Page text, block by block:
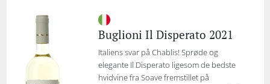
Buglioni Il Disperato 2021
Italiens svar på Chablis! Sprøde og
elegante Il Disperato ligesom de bedste
hvidvine fra Soave fremstillet på